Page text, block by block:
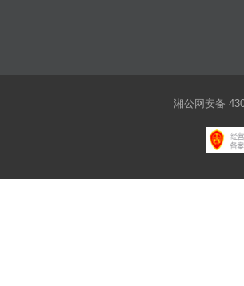
湘公网安备